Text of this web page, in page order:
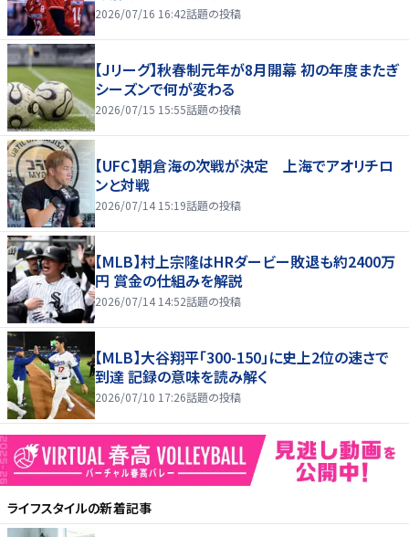
2026/07/16 16:42話題の投稿
【Jリーグ】秋春制元年が8月開幕 初の年度またぎ
シーズンで何が変わる
2026/07/15 15:55話題の投稿
【UFC】朝倉海の次戦が決定 上海でアオリチロ
ンと対戦
2026/07/14 15:19話題の投稿
【MLB】村上宗隆はHRダービー敗退も約2400万
円 賞金の仕組みを解説
2026/07/14 14:52話題の投稿
【MLB】大谷翔平「300-150」に史上2位の速さで
到達 記録の意味を読み解く
2026/07/10 17:26話題の投稿
ライフスタイルの新着記事